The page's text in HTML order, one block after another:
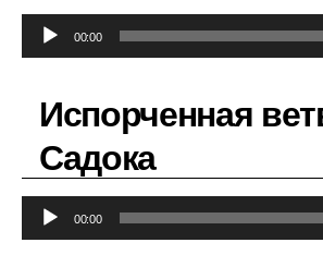
у
л
00:00
Испорченная
Садока
у
00:00